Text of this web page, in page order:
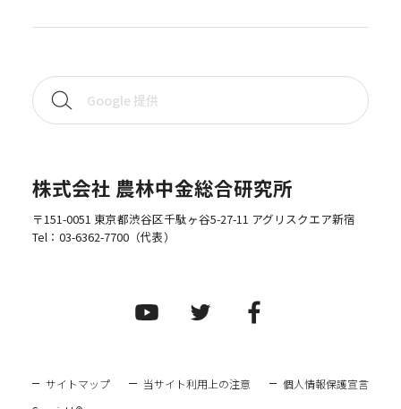
株式会社 農林中金総合研究所
〒151-0051 東京都渋谷区千駄ヶ谷5-27-11 アグリスクエア新宿
Tel： 03-6362-7700（代表）
サイトマップ 当サイト利用上の注意 個人情報保護宣言